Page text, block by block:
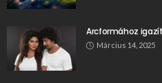
Arcformához
Március 14, 2025